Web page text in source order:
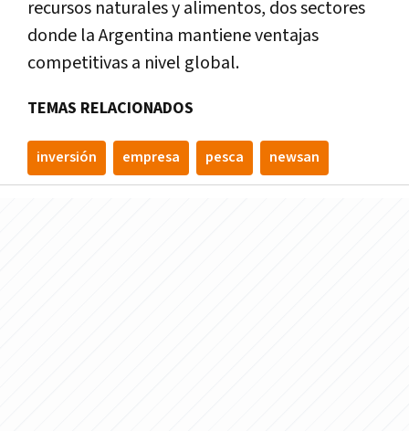
recursos naturales y alimentos, dos sectores
donde la Argentina mantiene ventajas
competitivas a nivel global.
TEMAS RELACIONADOS
inversión empresa pesca newsan